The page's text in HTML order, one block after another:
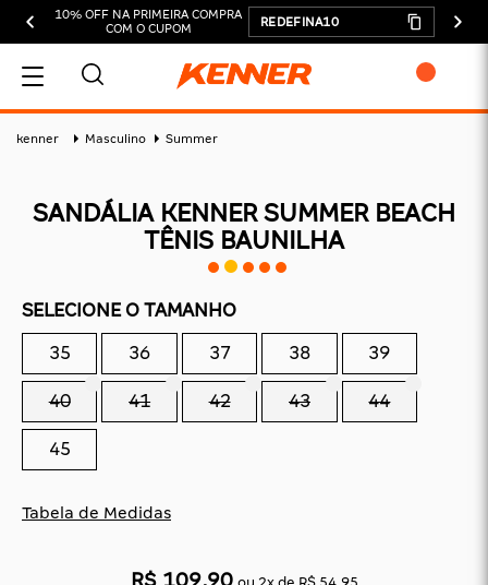
10% OFF NA PRIMEIRA COMPRA
COM O CUPOM
REDEFINA10
MEU CARRINHO
SUBTOTAL:
DESCONTOS:
TOTAL:
CONTINUAR COMPRANDO
kenner Masculino Summer
SANDÁLIA KENNER SUMMER BEACH
TÊNIS BAUNILHA
SELECIONE O TAMANHO
35 36 37 38 39
40 41 42 43 44
45
Tabela de Medidas
R$ 109,90